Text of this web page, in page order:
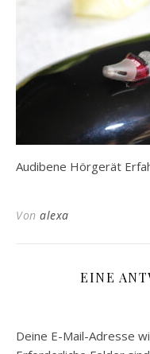
Audibene Hörgerät
Von alexa
EINE
Deine E-Mail-Adresse